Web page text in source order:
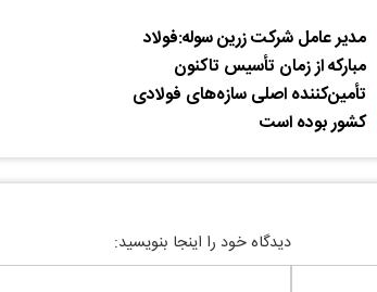
مدیر عامل شرکت زرین سوله:فولاد
مبارکه از زمان تأسیس تاکنون
تأمین‌کننده اصلی سازه‌های فولادی
کشور بوده است
دیدگاه خود را اینجا بنویسید: